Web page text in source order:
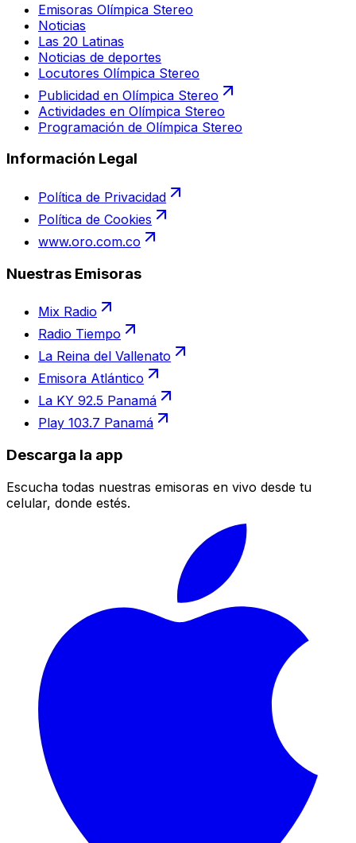
Emisoras Olímpica Stereo
Noticias
Las 20 Latinas
Noticias de deportes
Locutores Olímpica Stereo
Publicidad en Olímpica Stereo
Actividades en Olímpica Stereo
Programación de Olímpica Stereo
Información Legal
Política de Privacidad
Política de Cookies
www.oro.com.co
Nuestras Emisoras
Mix Radio
Radio Tiempo
La Reina del Vallenato
Emisora Atlántico
La KY 92.5 Panamá
Play 103.7 Panamá
Descarga la app
Escucha todas nuestras emisoras en vivo desde tu
celular, donde estés.